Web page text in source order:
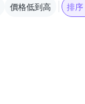
價格低到高 排序